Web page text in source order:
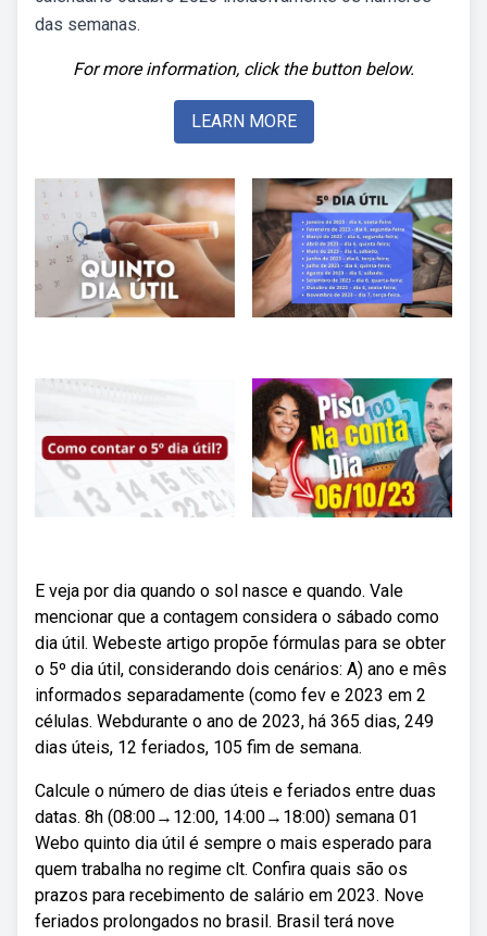
das semanas.
For more information, click the button below.
LEARN MORE
E veja por dia quando o sol nasce e quando. Vale
mencionar que a contagem considera o sábado como
dia útil. Webeste artigo propõe fórmulas para se obter
o 5º dia útil, considerando dois cenários: A) ano e mês
informados separadamente (como fev e 2023 em 2
células. Webdurante o ano de 2023, há 365 dias, 249
dias úteis, 12 feriados, 105 fim de semana.
Calcule o número de dias úteis e feriados entre duas
datas. 8h (08:00→12:00, 14:00→18:00) semana 01
Webo quinto dia útil é sempre o mais esperado para
quem trabalha no regime clt. Confira quais são os
prazos para recebimento de salário em 2023. Nove
feriados prolongados no brasil. Brasil terá nove